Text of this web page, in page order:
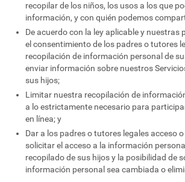
recopilar de los niños, los usos a los que
información, y con quién podemos
De acuerdo con la ley aplicable y nuestras
el consentimiento de los padres o tutores
recopilación de información personal de
enviar información sobre nuestros
sus hijos;
Limitar nuestra recopilación de
a lo estrictamente necesario para
en línea; y
Dar a los padres o tutores legales acceso
solicitar el acceso a la información
recopilado de sus hijos y la posibilidad de
información personal sea cambiada o